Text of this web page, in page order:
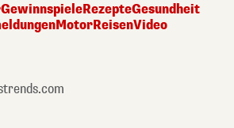
GewinnspieleRezepteGesundheit
MotorReisenVideo